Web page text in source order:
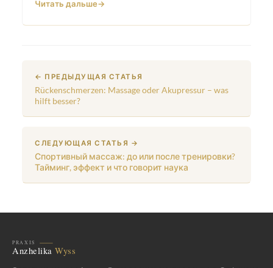
Читать дальше
← ПРЕДЫДУЩАЯ СТАТЬЯ
Rückenschmerzen: Massage oder Akupressur – was
hilft besser?
СЛЕДУЮЩАЯ СТАТЬЯ →
Спортивный массаж: до или после тренировки?
Тайминг, эффект и что говорит наука